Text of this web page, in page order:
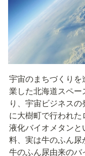
宇宙のまちづくり
業した北海道スペ
り、宇宙ビジネス
に大樹町で行われた
液化バイオメタン
料、実は牛のふん
牛のふん尿由来の